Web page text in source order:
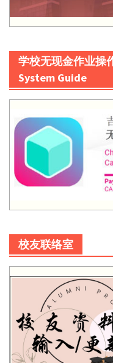
学校无现金作业操
System Guide
校友联络室